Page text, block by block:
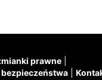
prawne